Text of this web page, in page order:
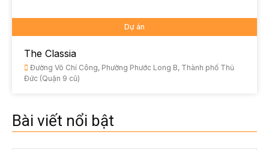
Dự án
The Classia
Đường Võ Chí Công, Phường Phước Long B, Thành phố Thủ
Đức (Quận 9 cũ)
Bài viết nổi bật